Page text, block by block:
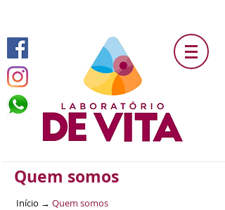
Quem somos
Início → Quem somos